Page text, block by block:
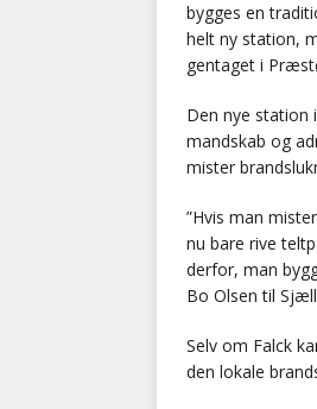
bygges en
helt ny station,
gentaget i
Den nye station
mandskab og
mister
”Hvis man
nu bare rive
derfor, man
Bo Olsen til
Selv om Falck
den lokale